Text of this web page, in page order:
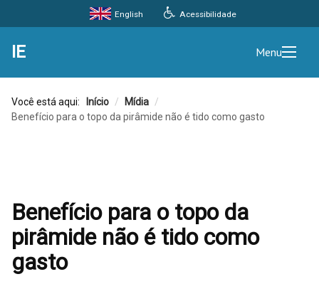
Acessibilidade
English
IE Menu
Você está aqui: Início / Mídia /
Benefício para o topo da pirâmide não é tido como gasto
Benefício para o topo da
pirâmide não é tido como
gasto